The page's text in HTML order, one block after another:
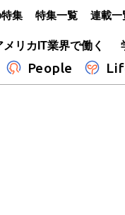
メリカIT業界で働く
People
集 特集一覧 連載一